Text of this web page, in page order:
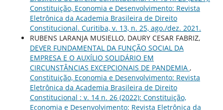
Constituição, Economia e Desenvolvimento: Revista
Eletrônica da Academia Brasileira de Direito
Constitucional. Curitiba, v. 13, n. 25, ago./dez. 2021.
RUBENS LARANJA MUSIELLO, DAURY CESAR FABRIZ,
DEVER FUNDAMENTAL DA FUNÇÃO SOCIAL DA
EMPRESA E O AUXÍLIO SOLIDÁRIO EM
CIRCUNSTÂNCIAS EXCEPCIONAIS DE PANDEMIA ,
Constituição, Economia e Desenvolvimento: Revista
Eletrônica da Academia Brasileira de Direito
Constitucional : v. 14 n. 26 (2022): Constituição,
Economia e Desenvolvimento: Revista Eletrônica da